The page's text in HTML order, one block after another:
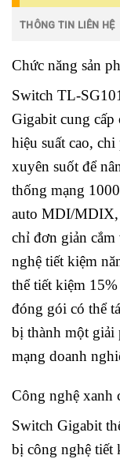
THÔNG TIN LIÊN HỆ
Chức năng sản
Switch TL-
Gigabit cung cấp
hiệu suất cao,
xuyên suốt để
thống mạng
auto MDI/MDIX,
chỉ đơn giản
nghệ tiết kiệm
thể tiết kiệm
đóng gói có thể
bị thành một giải
mạng doanh
Công nghệ xanh
Switch Gigabit
bị công nghệ tiết